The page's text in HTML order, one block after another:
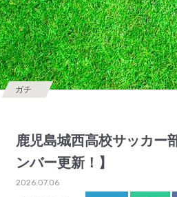
鹿児島城西高校サッカー
ンバー更新！】
ガチ
2026.07.06